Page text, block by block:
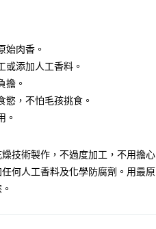
上)免運費
始肉香。
或添加人工香料。
擔。
慾，不怕毛孩挑食。
。
技術製作，不過度加工，不用擔心
何人工香料及化學防腐劑。用最原